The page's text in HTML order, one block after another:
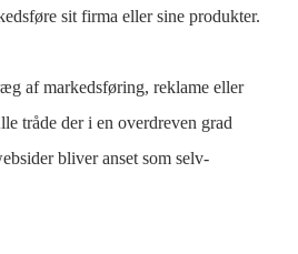
sit firma eller sine produkter.
af markedsføring, reklame eller
tråde der i en overdreven grad
bliver anset som selv-